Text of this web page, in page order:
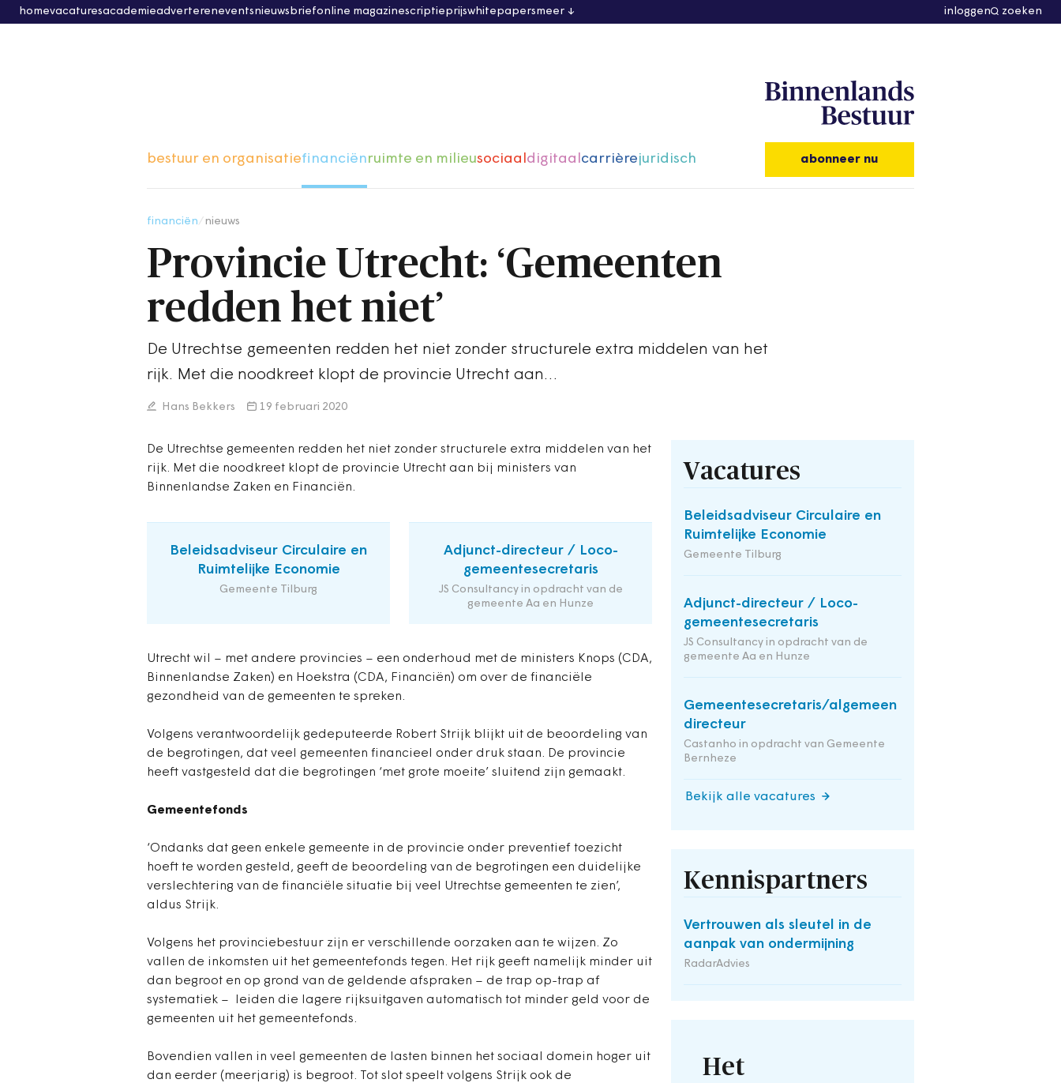
homevacaturesacademieadvertereneventsnieuwsbriefonline magazinescriptieprijswhitepapersmeer inloggen zoeken
bestuur en organisatiefinanciënruimte en milieusociaaldigitaalcarrièrejuridisch abonneer nu
financiën nieuws
Provincie Utrecht: ‘Gemeenten
redden het niet’
De Utrechtse gemeenten redden het niet zonder structurele extra middelen van het
rijk. Met die noodkreet klopt de provincie Utrecht aan…
Hans Bekkers 19 februari 2020
De Utrechtse gemeenten redden het niet zonder structurele extra middelen van het
rijk. Met die noodkreet klopt de provincie Utrecht aan bij ministers van
Binnenlandse Zaken en Financiën.
Beleidsadviseur Circulaire en
Ruimtelijke Economie
Gemeente Tilburg
Adjunct-directeur / Loco-
gemeentesecretaris
JS Consultancy in opdracht van de
gemeente Aa en Hunze
Utrecht wil – met andere provincies – een onderhoud met de ministers Knops (CDA,
Binnenlandse Zaken) en Hoekstra (CDA, Financiën) om over de financiële
gezondheid van de gemeenten te spreken.
Vacatures
Beleidsadviseur Circulaire en
Ruimtelijke Economie
Gemeente Tilburg
Adjunct-directeur / Loco-
gemeentesecretaris
JS Consultancy in opdracht van de
gemeente Aa en Hunze
Gemeentesecretaris/algemeen
directeur
Castanho in opdracht van Gemeente
Bernheze
Bekijk alle vacatures
Kennispartners
Vertrouwen als sleutel in de
aanpak van ondermijning
RadarAdvies
Het
Volgens verantwoordelijk gedeputeerde Robert Strijk blijkt uit de beoordeling van
de begrotingen, dat veel gemeenten financieel onder druk staan. De provincie
heeft vastgesteld dat die begrotingen ‘met grote moeite’ sluitend zijn gemaakt.
Gemeentefonds
‘Ondanks dat geen enkele gemeente in de provincie onder preventief toezicht
hoeft te worden gesteld, geeft de beoordeling van de begrotingen een duidelijke
verslechtering van de financiële situatie bij veel Utrechtse gemeenten te zien’,
aldus Strijk.
Volgens het provinciebestuur zijn er verschillende oorzaken aan te wijzen. Zo
vallen de inkomsten uit het gemeentefonds tegen. Het rijk geeft namelijk minder uit
dan begroot en op grond van de geldende afspraken – de trap op-trap af
systematiek – leiden die lagere rijksuitgaven automatisch tot minder geld voor de
gemeenten uit het gemeentefonds.
Bovendien vallen in veel gemeenten de lasten binnen het sociaal domein hoger uit
dan eerder (meerjarig) is begroot. Tot slot speelt volgens Strijk ook de